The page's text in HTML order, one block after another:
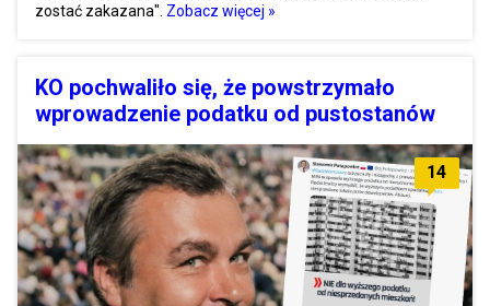
zostać zakazana". Zobacz więcej »
KO pochwaliło się, że powstrzymało
wprowadzenie podatku od pustostanów
14